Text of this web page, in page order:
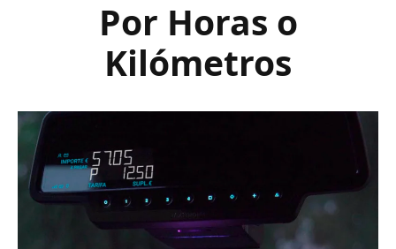
Por Horas o
Kilómetros